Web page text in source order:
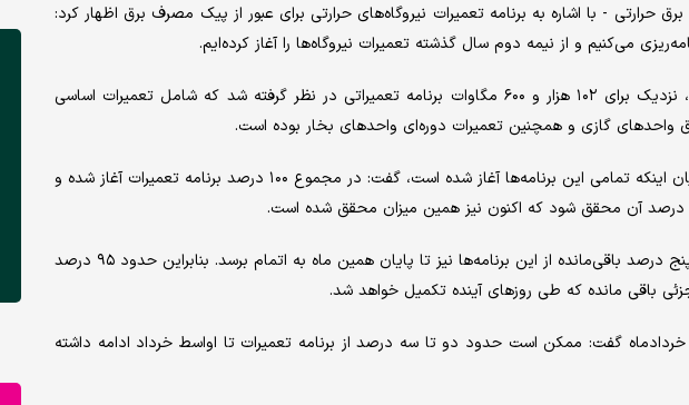
حرارتی - با اشاره به برنامه تعمیرات نیروگاه‌های حرارتی برای عبور از پیک مصرف برق اظهار کرد:
می‌کنیم و از نیمه دوم سال گذشته تعمیرات نیروگاه‌ها را آغاز کرده‌ایم.
وی افزود: بر اساس برنامه‌ریزی انجام شده، نزدیک برای ۱۰۲ هزار و ۶۰۰ مگاوات برنامه تعمیراتی در نظر گرفته شد که شامل تعمیرات اساسی
واحدهای گازی و همچنین تعمیرات دوره‌ای واحدهای بخار بوده است.
معاون راهبری تولید شرکت برق حرارتی با بیان اینکه تمامی این برنامه‌ها آغاز شده است، گفت: در مجموع ۱۰۰ درصد برنامه تعمیرات آغاز شده و
مرادی ادامه داد: پیش‌بینی می‌کنیم حدود پنج درصد باقی‌مانده از این برنامه‌ها نیز تا پایان همین ماه به اتمام برسد. بنابراین حدود ۹۵ درصد
باقی مانده که طی روزهای آینده تکمیل خواهد شد.
خردادماه گفت: ممکن است حدود دو تا سه درصد از برنامه تعمیرات تا اواسط خرداد ادامه داشته